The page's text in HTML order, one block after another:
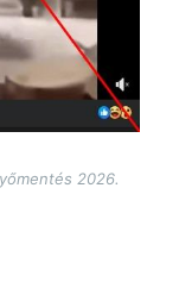
2026.